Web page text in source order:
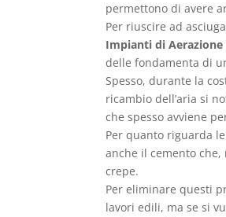
permettono di avere
Per riuscire ad
Impianti di Aerazione
delle fondamenta di
Spesso, durante la
ricambio dell’aria si
che spesso avviene
Per quanto riguarda
anche il cemento
crepe.
Per eliminare questi
lavori edili, ma se si